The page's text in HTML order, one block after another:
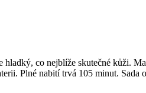
co nejblíže skutečné kůži.
Plné nabití trvá 105 minut.